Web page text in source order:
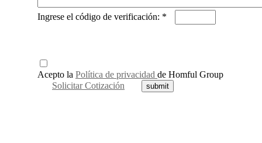
Ingrese el código de verificación: *
Acepto la Política de privacidad de Homful Group
Solicitar Cotización